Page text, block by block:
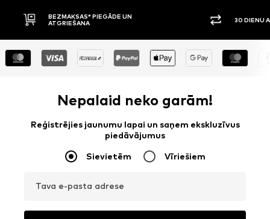
30 DIENU ATGRIEŠANAS TIESĪBAS APMAKSA
Nepalaid neko garām!
Reģistrējies jaunumu lapai un saņem ekskluzīvus
piedāvājumus
Sievietēm Vīriešiem
Tava e-pasta adrese